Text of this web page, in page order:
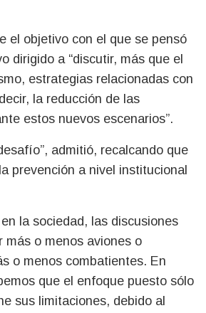
el objetivo con el que se pensó
dirigido a “discutir, más que el
estrategias relacionadas con
la reducción de las
estos nuevos escenarios”.
admitió, recalcando que
prevención a nivel institucional
la sociedad, las discusiones
más o menos aviones o
o menos combatientes. En
que el enfoque puesto sólo
sus limitaciones, debido al